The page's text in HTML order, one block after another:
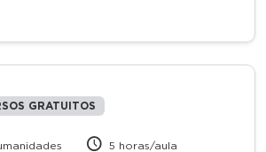
GRATUITOS
5 horas/aula